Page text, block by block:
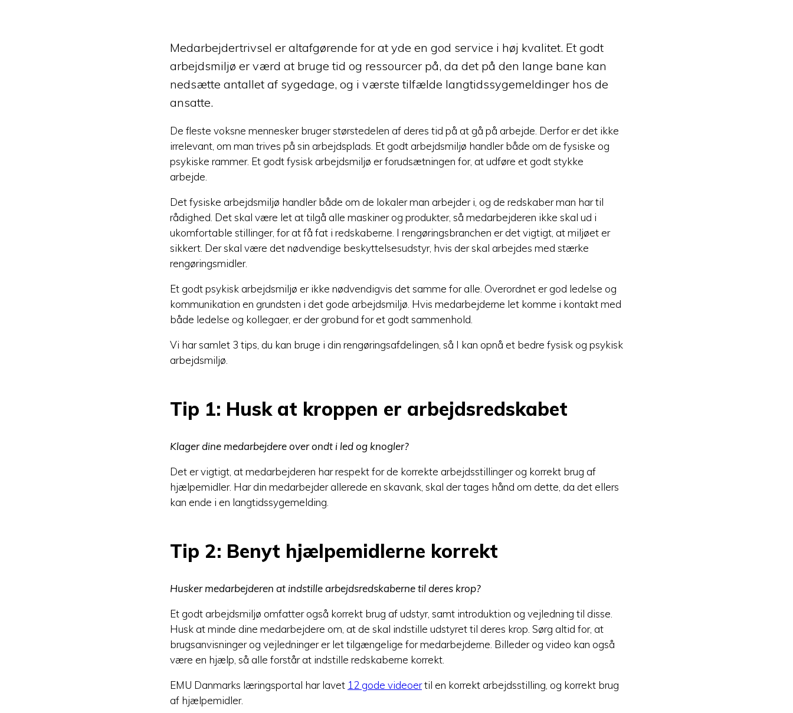
Medarbejdertrivsel er altafgørende for at yde en god service i høj kvalitet. Et godt
arbejdsmiljø er værd at bruge tid og ressourcer på, da det på den lange bane kan
nedsætte antallet af sygedage, og i værste tilfælde langtidssygemeldinger hos de
ansatte.
De fleste voksne mennesker bruger størstedelen af deres tid på at gå på arbejde. Derfor er det ikke
irrelevant, om man trives på sin arbejdsplads. Et godt arbejdsmiljø handler både om de fysiske og
psykiske rammer. Et godt fysisk arbejdsmiljø er forudsætningen for, at udføre et godt stykke
arbejde.
Det fysiske arbejdsmiljø handler både om de lokaler man arbejder i, og de redskaber man har til
rådighed. Det skal være let at tilgå alle maskiner og produkter, så medarbejderen ikke skal ud i
ukomfortable stillinger, for at få fat i redskaberne. I rengøringsbranchen er det vigtigt, at miljøet er
sikkert. Der skal være det nødvendige beskyttelsesudstyr, hvis der skal arbejdes med stærke
rengøringsmidler.
Et godt psykisk arbejdsmiljø er ikke nødvendigvis det samme for alle. Overordnet er god ledelse og
kommunikation en grundsten i det gode arbejdsmiljø. Hvis medarbejderne let komme i kontakt med
både ledelse og kollegaer, er der grobund for et godt sammenhold.
Vi har samlet 3 tips, du kan bruge i din rengøringsafdelingen, så I kan opnå et bedre fysisk og psykisk
arbejdsmiljø.
Tip 1: Husk at kroppen er arbejdsredskabet
Klager dine medarbejdere over ondt i led og knogler?
Det er vigtigt, at medarbejderen har respekt for de korrekte arbejdsstillinger og korrekt brug af
hjælpemidler. Har din medarbejder allerede en skavank, skal der tages hånd om dette, da det ellers
kan ende i en langtidssygemelding.
Tip 2: Benyt hjælpemidlerne korrekt
Husker medarbejderen at indstille arbejdsredskaberne til deres krop?
Et godt arbejdsmiljø omfatter også korrekt brug af udstyr, samt introduktion og vejledning til disse.
Husk at minde dine medarbejdere om, at de skal indstille udstyret til deres krop. Sørg altid for, at
brugsanvisninger og vejledninger er let tilgængelige for medarbejderne. Billeder og video kan også
være en hjælp, så alle forstår at indstille redskaberne korrekt.
EMU Danmarks læringsportal har lavet 12 gode videoertil en korrekt arbejdsstilling, og korrekt brug
af hjælpemidler.